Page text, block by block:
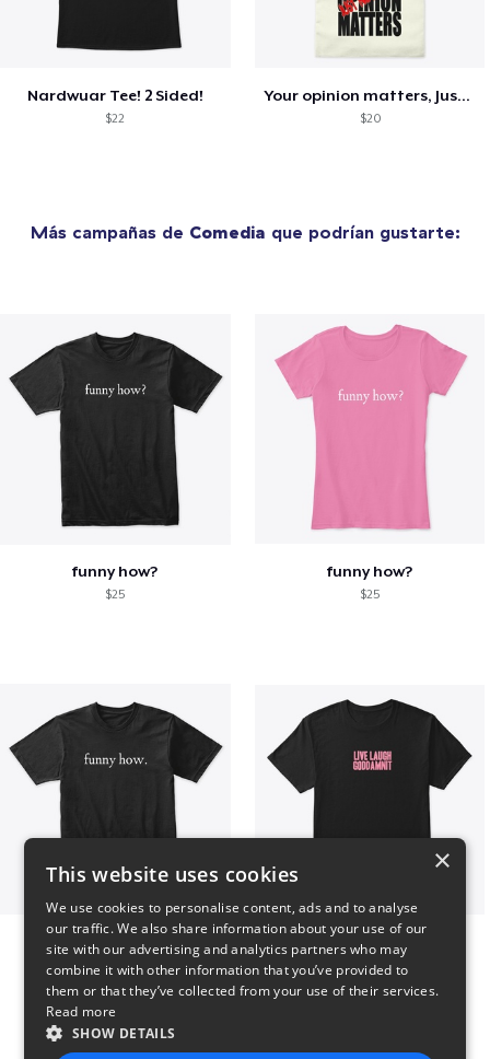
Nardwuar Tee! 2 Sided!
$22
Your opinion matters, Just not to me!
$20
Más campañas de Comedia que podrían gustarte:
funny how?
$25
funny how?
$25
funny how.
$25
LIVE LAUGH GODDAMNIT
$17
×
This website uses cookies
We use cookies to personalise content, ads and to analyse
our traffic. We also share information about your use of our
site with our advertising and analytics partners who may
combine it with other information that you’ve provided to
them or that they’ve collected from your use of their services.
Read more
SHOW DETAILS